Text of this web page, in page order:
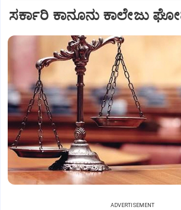
ಸರ್ಕಾರಿ ಕಾನೂನು ಕಾಲೇಜು
ADVERTISEMENT